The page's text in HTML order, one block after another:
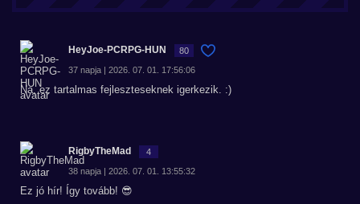
HeyJoe-PCRPG-HUN 80
37 napja | 2026. 07. 01. 17:56:06
Na, ez tartalmas fejleszteseknek igerkezik. :)
RigbyTheMad 4
38 napja | 2026. 07. 01. 13:55:32
Ez jó hír! Így tovább! 😎